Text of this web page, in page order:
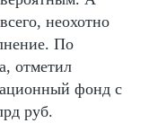
неохотно
По
отметил
фонд с
руб.